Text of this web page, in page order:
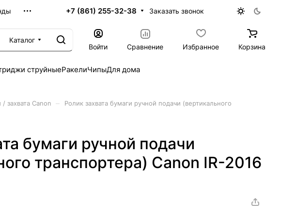
+7 (861) 255-32-38 Заказать звонок
Каталог
Войти
Сравнение Избранное Корзина
струйныеРакелиЧипыДля дома
захвата Canon
Ролик захвата бумаги ручной подачи (вертикального
бумаги ручной подачи
транспортера) Canon IR-2016